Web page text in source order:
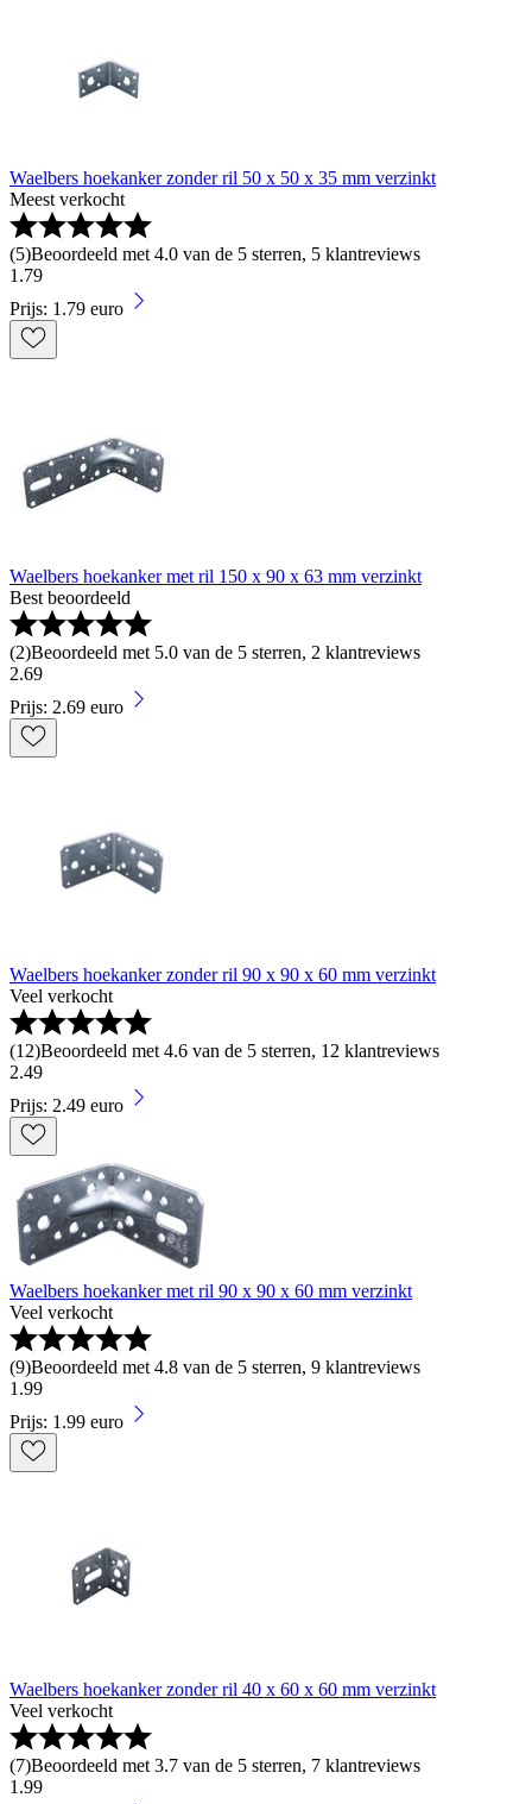
Waelbers hoekanker zonder ril 50 x 50 x 35 mm verzinkt
Meest verkocht
(5)Beoordeeld met 4.0 van de 5 sterren, 5 klantreviews
1 .79
Prijs: 1.79 euro
Waelbers hoekanker met ril 150 x 90 x 63 mm verzinkt
Best beoordeeld
(2)Beoordeeld met 5.0 van de 5 sterren, 2 klantreviews
2.69
Prijs: 2.69 euro
Waelbers hoekanker zonder ril 90 x 90 x 60 mm verzinkt
Veel verkocht
(12)Beoordeeld met 4.6 van de 5 sterren, 12 klantreviews
2.49
Prijs: 2.49 euro
Waelbers hoekanker met ril 90 x 90 x 60 mm verzinkt
Veel verkocht
(9)Beoordeeld met 4.8 van de 5 sterren, 9 klantreviews
1 .99
Prijs: 1.99 euro
Waelbers hoekanker zonder ril 40 x 60 x 60 mm verzinkt
Veel verkocht
(7)Beoordeeld met 3.7 van de 5 sterren, 7 klantreviews
1 .99